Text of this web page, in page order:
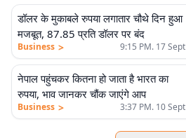
डॉलर के मुकाबले रुपया लगातार चौथे दिन हुआ
मजबूत, 87.85 प्रति डॉलर पर बंद
Business > 9:15 PM. 17 Sept
नेपाल पहुंचकर कितना हो जाता है भारत का
रुपया, भाव जानकर चौंक जाएंगे आप
Business > 3:37 PM. 10 Sept